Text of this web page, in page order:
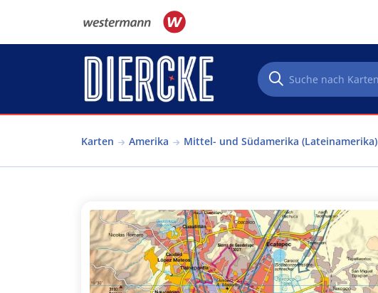
Karten Amerika Mittel- und Südamerika (Lateinamerika)